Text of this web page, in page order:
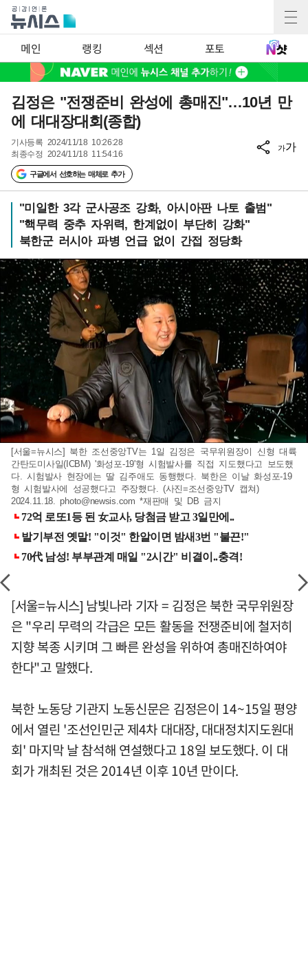
메인 랭킹 섹션 포토
김정은 "전쟁준비 완성에 총매진"…10년 만
에 대대장대회(종합)
기사등록 2024/11/18 10:26:28
최종수정 2024/11/18 11:54:16
구글에서 선호하는 매체로 추가
가가
"미일한 3각 군사공조 강화, 아시아판 나토 출범"
"핵무력 중추 자위력, 한계없이 부단히 강화"
북한군 러시아 파병 언급 없이 간접 정당화
[서울=뉴시스] 북한 조선중앙TV는 1일 김정은 국무위원장이 신형 대륙
간탄도미사일(ICBM) '화성포-19'형 시험발사를 직접 지도했다고 보도했
다. 시험발사 현장에는 딸 김주애도 동행했다. 북한은 이날 화성포-19
형 시험발사에 성공했다고 주장했다. (사진=조선중앙TV 캡쳐)
2024.11.18.photo@newsis.com *재판매 및 DB 금지
[서울=뉴시스] 남빛나라 기자 = 김정은 북한 국무위원장
은 "우리 무력의 각급은 모든 활동을 전쟁준비에 철저히
지향 복종 시키며 그 빠른 완성을 위하여 총매진하여야
한다"고 말했다.
북한 노동당 기관지 노동신문은 김정은이 14~15일 평양
에서 열린 '조선인민군 제4차 대대장, 대대정치지도원대
회' 마지막 날 참석해 연설했다고 18일 보도했다. 이 대
회가 개최된 것은 2014년 이후 10년 만이다.